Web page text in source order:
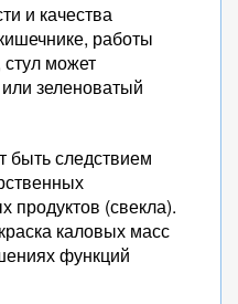
и качества
работы
может
зеленоватый
следствием
продуктов (свекла).
каловых масс
функций